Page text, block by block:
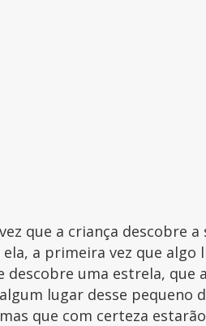
que a criança descobre
a primeira vez que algo
descobre uma estrela,
algum lugar desse pequeno
que com certeza